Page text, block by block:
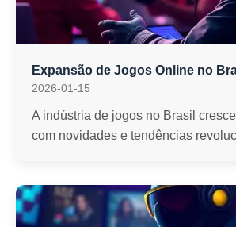
Expansão de Jogos Online no
2026-01-15
A indústria de jogos no Brasil
com novidades e tendências